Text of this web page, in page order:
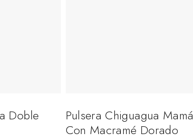
Doble
Pulsera Chiguagua Mamá
Con Macramé Dorado